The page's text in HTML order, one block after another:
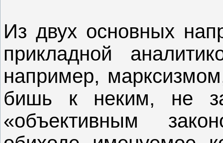
Из двух основных
прикладной
например,
бишь к неким, не
«объективным